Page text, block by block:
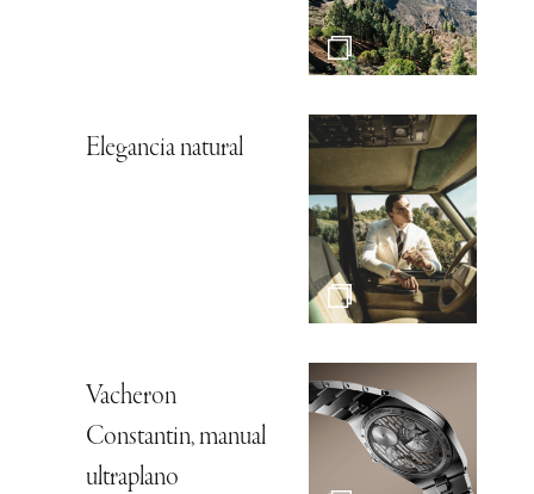
Elegancia natural
Vacheron
Constantin, manual
ultraplano